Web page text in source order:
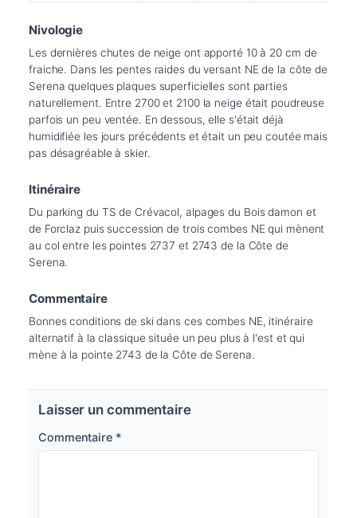
Nivologie
Les dernières chutes de neige ont apporté 10 à 20 cm de
fraiche. Dans les pentes raides du versant NE de la côte de
Serena quelques plaques superficielles sont parties
naturellement. Entre 2700 et 2100 la neige était poudreuse
parfois un peu ventée. En dessous, elle s'était déjà
humidifiée les jours précédents et était un peu coutée mais
pas désagréable à skier.
Itinéraire
Du parking du TS de Crévacol, alpages du Bois damon et
de Forclaz puis succession de trois combes NE qui mènent
au col entre les pointes 2737 et 2743 de la Côte de
Serena.
Commentaire
Bonnes conditions de ski dans ces combes NE, itinéraire
alternatif à la classique située un peu plus à l'est et qui
mène à la pointe 2743 de la Côte de Serena.
Laisser un commentaire
Commentaire *